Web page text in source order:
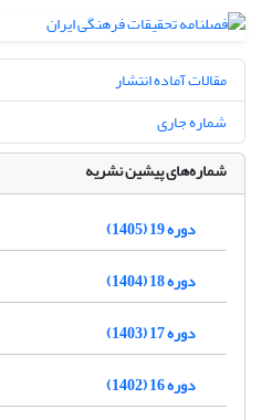
مقالات آماده انتشار
شماره جاری
شماره‌های پیشین نشریه
دوره 19 (1405)
دوره 18 (1404)
دوره 17 (1403)
دوره 16 (1402)